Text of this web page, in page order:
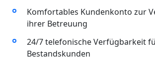
Komfortables Kundenkonto zur
ihrer Betreuung
24/7 telefonische Verfügbarkeit
Bestandskunden